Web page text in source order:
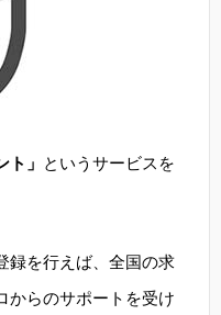
ト」 というサービスを
録を行えば、全国の求
からのサポートを受け